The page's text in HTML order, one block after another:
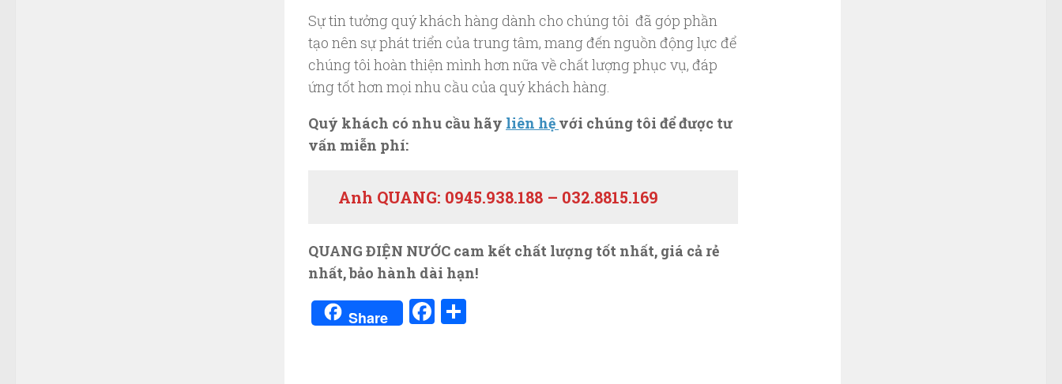
Sự tin tưởng quý khách hàng dành cho chúng tôi đã góp phần
tạo nên sự phát triển của trung tâm, mang đến nguồn động lực để
chúng tôi hoàn thiện mình hơn nữa về chất lượng phục vụ, đáp
ứng tốt hơn mọi nhu cầu của quý khách hàng.
Quý khách có nhu cầu hãy liên hệ với chúng tôi để được tư
vấn miễn phí:
Anh QUANG: 0945.938.188 – 032.8815.169
QUANG ĐIỆN NƯỚC cam kết chất lượng tốt nhất, giá cả rẻ
nhất, bảo hành dài hạn!
Share Facebook